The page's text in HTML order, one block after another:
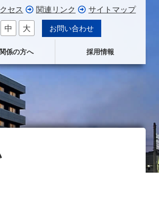
セス 関連リンク
サイトマップ
中 大
お問い合わせ
係の方へ 採用情報